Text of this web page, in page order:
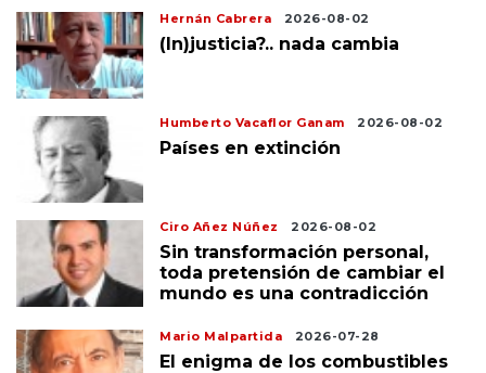
Hernán Cabrera 2026-08-02
(In)justicia?.. nada cambia
Humberto Vacaflor Ganam 2026-08-02
Países en extinción
Ciro Añez Núñez 2026-08-02
Sin transformación personal,
toda pretensión de cambiar el
mundo es una contradicción
Mario Malpartida 2026-07-28
El enigma de los combustibles